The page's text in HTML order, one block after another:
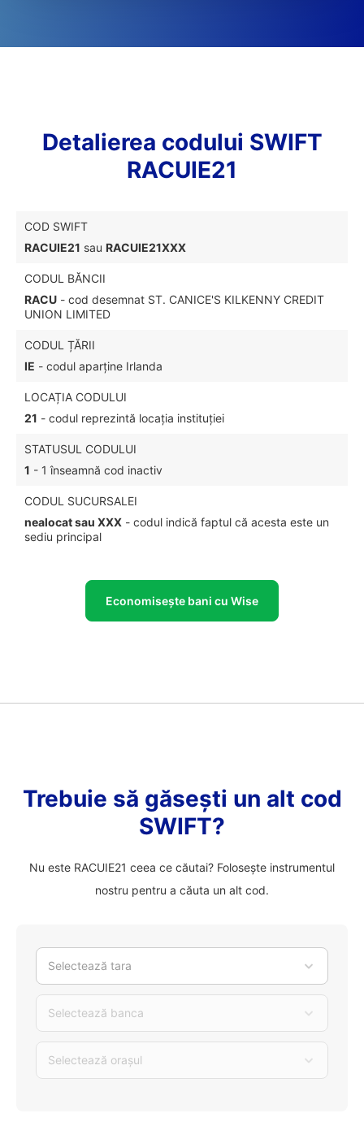
Detalierea codului SWIFT
RACUIE21
COD SWIFT
RACUIE21 sau RACUIE21XXX
CODUL BĂNCII
RACU - cod desemnat ST. CANICE'S KILKENNY CREDIT
UNION LIMITED
CODUL ȚĂRII
IE - codul aparține Irlanda
LOCAȚIA CODULUI
21 - codul reprezintă locația instituției
STATUSUL CODULUI
1 - 1 înseamnă cod inactiv
CODUL SUCURSALEI
nealocat sau XXX - codul indică faptul că acesta este un
sediu principal
Economisește bani cu Wise
Trebuie să găsești un alt cod
SWIFT?
Nu este RACUIE21 ceea ce căutai? Folosește instrumentul
nostru pentru a căuta un alt cod.
Selectează tara
Selectează banca
Selectează orașul